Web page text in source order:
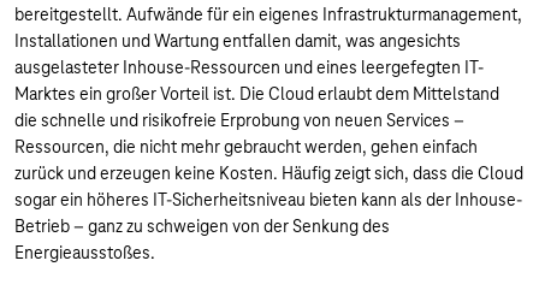
bereitgestellt. Aufwände für ein eigenes Infrastrukturmanagement,
Installationen und Wartung entfallen damit, was angesichts
ausgelasteter Inhouse-Ressourcen und eines leergefegten IT-
Marktes ein großer Vorteil ist. Die Cloud erlaubt dem Mittelstand
die schnelle und risikofreie Erprobung von neuen Services –
Ressourcen, die nicht mehr gebraucht werden, gehen einfach
zurück und erzeugen keine Kosten. Häufig zeigt sich, dass die Cloud
sogar ein höheres IT-Sicherheitsniveau bieten kann als der Inhouse-
Betrieb – ganz zu schweigen von der Senkung des
Energieausstoßes.